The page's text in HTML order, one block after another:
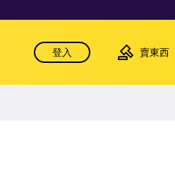
登入 賣東西